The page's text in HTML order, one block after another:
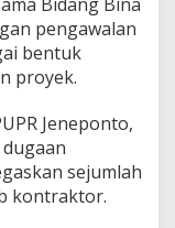
pengawalan
bentuk
proyek.
Jeneponto,
sejumlah
kontraktor.